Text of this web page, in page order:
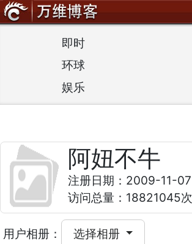
即时
环球
娱乐
阿妞不牛
注册日期：2009-11-07
访问总量：18821045次
用户相册： 选择相册